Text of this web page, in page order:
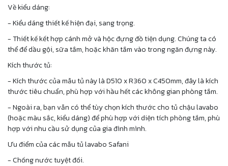
Về kiểu dáng:
- Kiểu dáng thiết kế hiện đại, sang trọng.
- Thiết kế kết hợp cánh mở và hộc đựng đồ tiện dụng. Chúng ta có
thể để dầu gội, sữa tắm, hoặc khăn tắm vào trong ngăn đựng này.
Kích thước tủ:
- Kích thước của mẫu tủ này là D510 x R360 x C450mm, đây là kích
thước tiêu chuẩn, phù hợp với hầu hết các không gian phòng tắm.
- Ngoài ra, bạn vẫn có thể tùy chọn kích thước cho tủ chậu lavabo
(hoặc màu sắc, kiểu dáng) để phù hợp với diện tích phòng tắm, phù
hợp với nhu cầu sử dụng của gia đình mình.
Ưu điểm của các mẫu tủ lavabo Safani
- Chống nước tuyệt đối.